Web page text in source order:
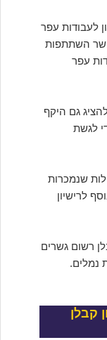
לעבודות עפר
ג4 או 200 ג5 המאפשר השתתפות
עפר
להציג גם היקף
לגשת
שנמכרות
לרישיון
נוספים מבוקשים הם 300 ג5 קבלן רשום גשרים
קבלן